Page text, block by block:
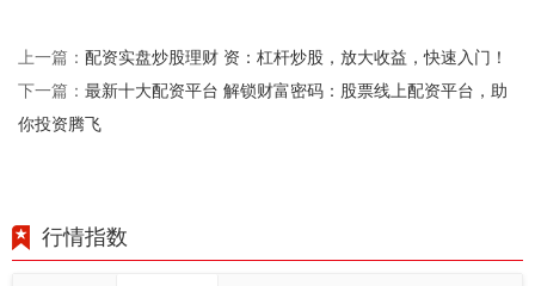
上一篇： 配资实盘炒股理财 资：杠杆炒股，放大收益，快速入门！
下一篇： 最新十大配资平台 解锁财富密码：股票线上配资平台，助
你投资腾飞
行情指数